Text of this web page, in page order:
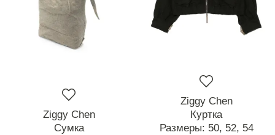
Ziggy Chen
Сумка
Ziggy Chen
Куртка
Размеры: 50, 52, 54